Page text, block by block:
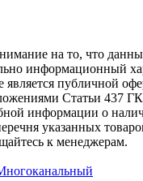
на то, что
информационный
является публичной
Статьи 437
информации о
указанных
к менеджерам.